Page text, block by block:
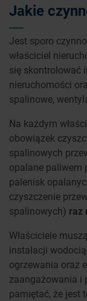
Jakie
Jest sporo
właściciel
się skontrolować
nieruchomości
spalinowe,
Na każdym
obowiązek
spalinowych
opalane paliwem
palenisk
czyszczenie
spalinowych) raz
Właściciele
instalacji
ogrzewania oraz
zaangażowania i
pamiętać, że jest